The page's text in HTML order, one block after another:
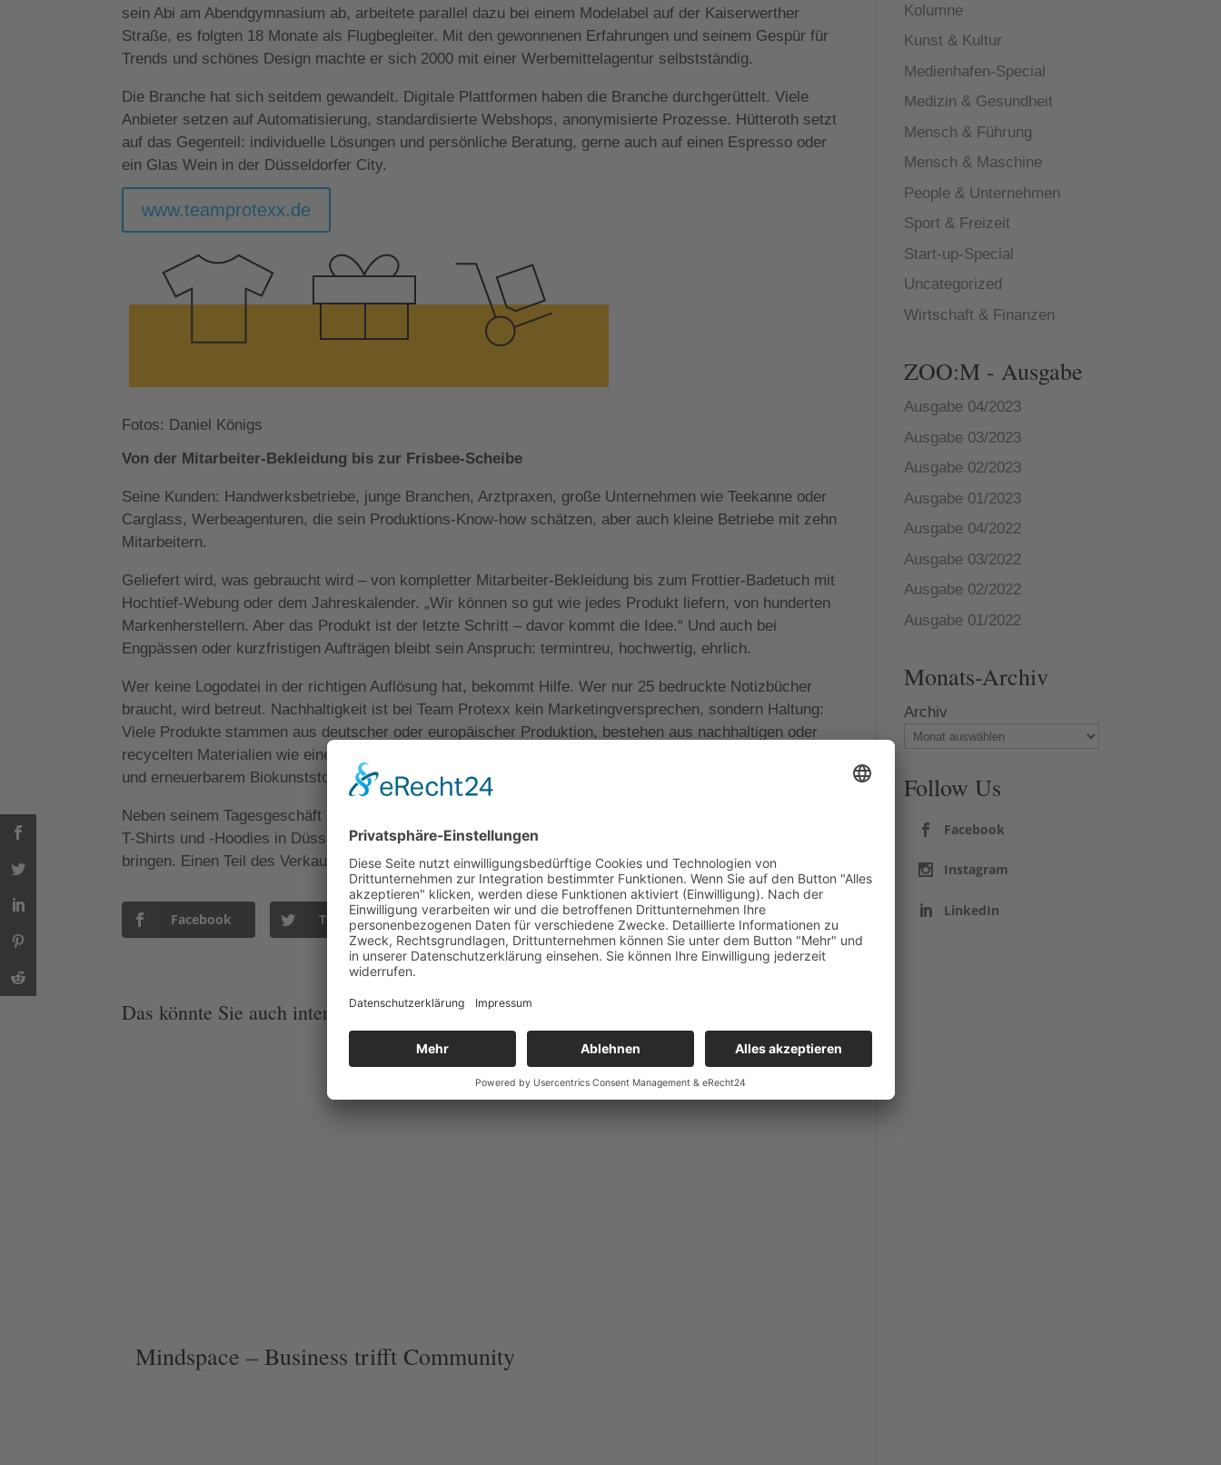
sein Abi am Abendgymnasium ab, arbeitete parallel dazu bei einem Modelabel auf der Kaiserwerther
Straße, es folgten 18 Monate als Flugbegleiter. Mit den gewonnenen Erfahrungen und seinem Gespür für
Trends und schönes Design machte er sich 2000 mit einer Werbemittelagentur selbstständig.
Die Branche hat sich seitdem gewandelt. Digitale Plattformen haben die Branche durchgerüttelt. Viele
Anbieter setzen auf Automatisierung, standardisierte Webshops, anonymisierte Prozesse. Hütteroth setzt
auf das Gegenteil: individuelle Lösungen und persönliche Beratung, gerne auch auf einen Espresso oder
ein Glas Wein in der Düsseldorfer City.
www.teamprotexx.de
Fotos: Daniel Königs
Von der Mitarbeiter-Bekleidung bis zur Frisbee-Scheibe
Seine Kunden: Handwerksbetriebe, junge Branchen, Arztpraxen, große Unternehmen wie Teekanne oder
Carglass, Werbeagenturen, die sein Produktions-Know-how schätzen, aber auch kleine Betriebe mit zehn
Mitarbeitern.
Geliefert wird, was gebraucht wird – von kompletter Mitarbeiter-Bekleidung bis zum Frottier-Badetuch mit
Hochtief-Webung oder dem Jahreskalender. „Wir können so gut wie jedes Produkt liefern, von hunderten
Markenherstellern. Aber das Produkt ist der letzte Schritt – davor kommt die Idee.“ Und auch bei
Engpässen oder kurzfristigen Aufträgen bleibt sein Anspruch: termintreu, hochwertig, ehrlich.
Wer keine Logodatei in der richtigen Auflösung hat, bekommt Hilfe. Wer nur 25 bedruckte Notizbücher
braucht, wird betreut. Nachhaltigkeit ist bei Team Protexx kein Marketingversprechen, sondern Haltung:
Viele Produkte stammen aus deutscher oder europäischer Produktion, bestehen aus nachhaltigen oder
recycelten Materialien wie eine Lunchbox aus natürlicher Stärke oder ein Kugelschreiber aus biobasiertem
und erneuerbarem Biokunststoff.
Neben seinem Tagesgeschäft arbeitet Hütteroth aktuell an einem Herzensprojekt: Er will das Thema Schul-
T-Shirts und -Hoodies in Düsseldorf mit dem Motto „Aus Düsseldorf für Düsseldorf“ auf ein neues Level
bringen. Einen Teil des Verkaufspreises geht als Spende an die Düsseldorfer Kinderkrebshilfe.
Facebook Twitter LinkedIn Pinterest reddit
Das könnte Sie auch interessieren:
Mindspace – Business trifft Community
Kolumne
Kunst & Kultur
Medienhafen-Special
Medizin & Gesundheit
Mensch & Führung
Mensch & Maschine
People & Unternehmen
Sport & Freizeit
Start-up-Special
Uncategorized
Wirtschaft & Finanzen
ZOO:M - Ausgabe
Ausgabe 04/2023
Ausgabe 03/2023
Ausgabe 02/2023
Ausgabe 01/2023
Ausgabe 04/2022
Ausgabe 03/2022
Ausgabe 02/2022
Ausgabe 01/2022
Monats-Archiv
Archiv
Follow Us
Facebook
Instagram
LinkedIn